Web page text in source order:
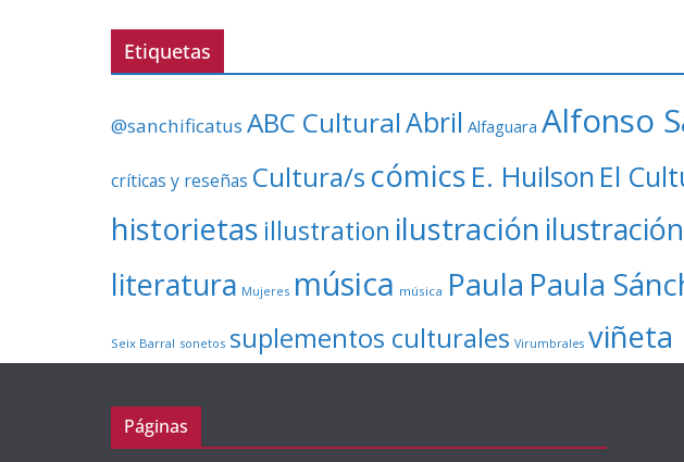
Etiquetas
@sanchificatus ABC CulturalAbril Alfaguara Alfonso
críticas y reseñas Cultura/s cómics E. Huilson El
historietas illustration ilustración
literatura Mujeres música música Paula Paula
Seix Barral sonetos suplementos culturales Virumbrales viñeta
Páginas